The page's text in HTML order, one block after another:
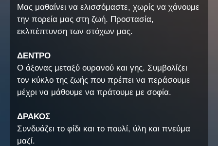
Μας μαθαίνει να ελισσόμαστε, χωρίς να χάνουμε
την πορεία μας στη ζωή. Προστασία,
εκλπέπτυνση των στόχων μας.
ΔΕΝΤΡΟ
Ο άξονας μεταξύ ουρανού και γης. Συμβολίζει
τον κύκλο της ζωής που πρέπει να περάσουμε
μέχρι να μάθουμε να πράτουμε με σοφία.
ΔΡΑΚΟΣ
Συνδυάζει το φίδι και το πουλί, ύλη και πνεύμα
μαζί.